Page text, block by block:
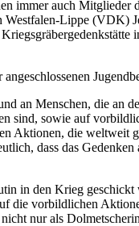
immer auch
Lippe (VDK)
an Menschen, die an
sind, sowie auf
Aktionen, die
dass das
in den Krieg
die vorbildlichen
nur als